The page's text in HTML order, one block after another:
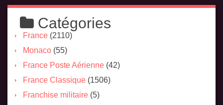
Catégories
France (2110)
Monaco (55)
France Poste Aérienne (42)
France Classique (1506)
Franchise militaire (5)